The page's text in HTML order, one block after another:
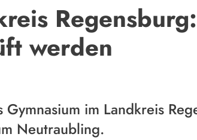
werden
Gymnasium im Landkreis
Neutraubling.